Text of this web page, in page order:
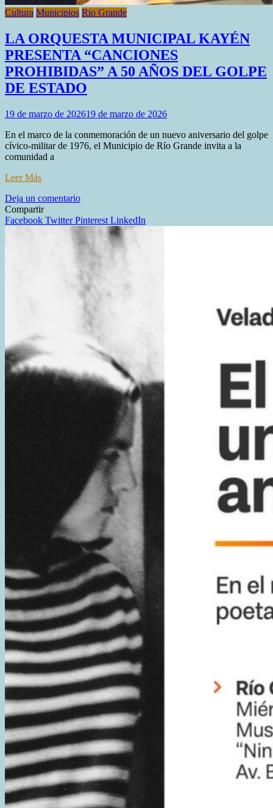
Cultura Municipios Rio Grande
LA ORQUESTA MUNICIPAL KAYÉN
PRESENTA “CANCIONES
PROHIBIDAS” A 50 AÑOS DEL GOLPE
DE ESTADO
19 de marzo de 202619 de marzo de 2026
En el marco de la conmemoración de un nuevo aniversario del golpe
cívico-militar de 1976, el Municipio de Río Grande invita a la
comunidad a
Leer Más
Deja un comentarioen
ORQUESTA
MUNICIPAL
KAYÉN
PRESENTA
A
50
AÑOS
GOLPE
ESTADO
Compartir
Facebook TwitterPinterest LinkedIn